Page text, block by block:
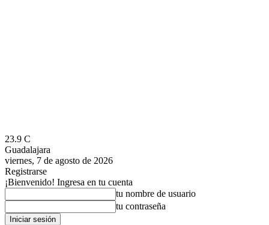
23.9 C
Guadalajara
viernes, 7 de agosto de 2026
Registrarse
¡Bienvenido! Ingresa en tu cuenta
tu nombre de usuario
tu contraseña